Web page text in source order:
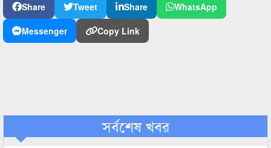
Share Tweet Share
WhatsApp
Messenger
Copy Link
সর্বশেষ খবর